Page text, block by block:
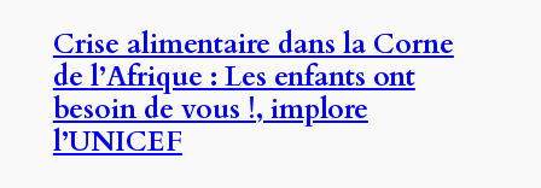
Crise alimentaire dans la Corne
de l’Afrique : Les enfants ont
besoin de vous !, implore
l’UNICEF